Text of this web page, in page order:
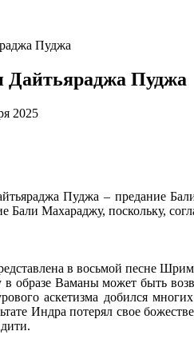
Пуджа
Дайтьяраджа Пуджа
2025
Пуджа – предание
Бали Махараджу, поскольку,
в восьмой песне
образе Ваманы может быть
аскетизма добился
Индра потерял свое